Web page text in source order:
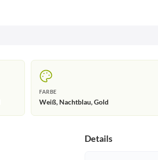
FARBE
Weiß, Nachtblau, Gold
Details